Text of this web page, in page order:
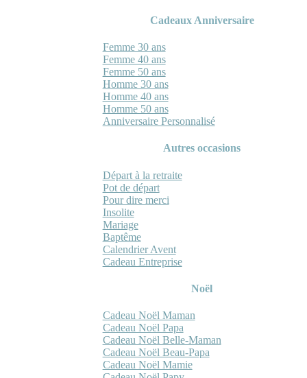
Cadeaux Anniversaire
Femme 30 ans
Femme 40 ans
Femme 50 ans
Homme 30 ans
Homme 40 ans
Homme 50 ans
Anniversaire Personnalisé
Autres occasions
Départ à la retraite
Pot de départ
Pour dire merci
Insolite
Mariage
Baptême
Calendrier Avent
Cadeau Entreprise
Noël
Cadeau Noël Maman
Cadeau Noël Papa
Cadeau Noël Belle-Maman
Cadeau Noël Beau-Papa
Cadeau Noël Mamie